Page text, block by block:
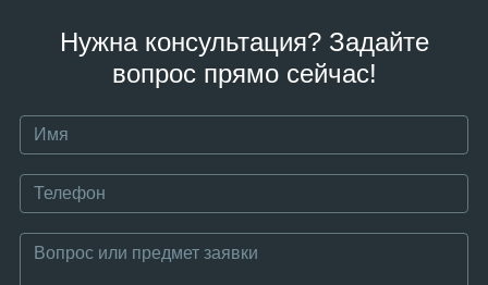
Нужна консультация? Задайте
вопрос прямо сейчас!